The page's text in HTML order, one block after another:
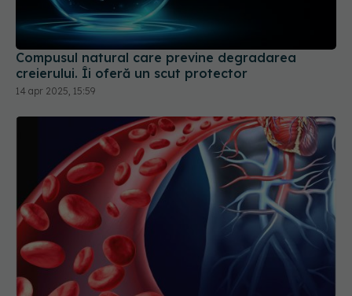
Compusul natural care previne degradarea
creierului. Îi oferă un scut protector
14 apr 2025, 15:59